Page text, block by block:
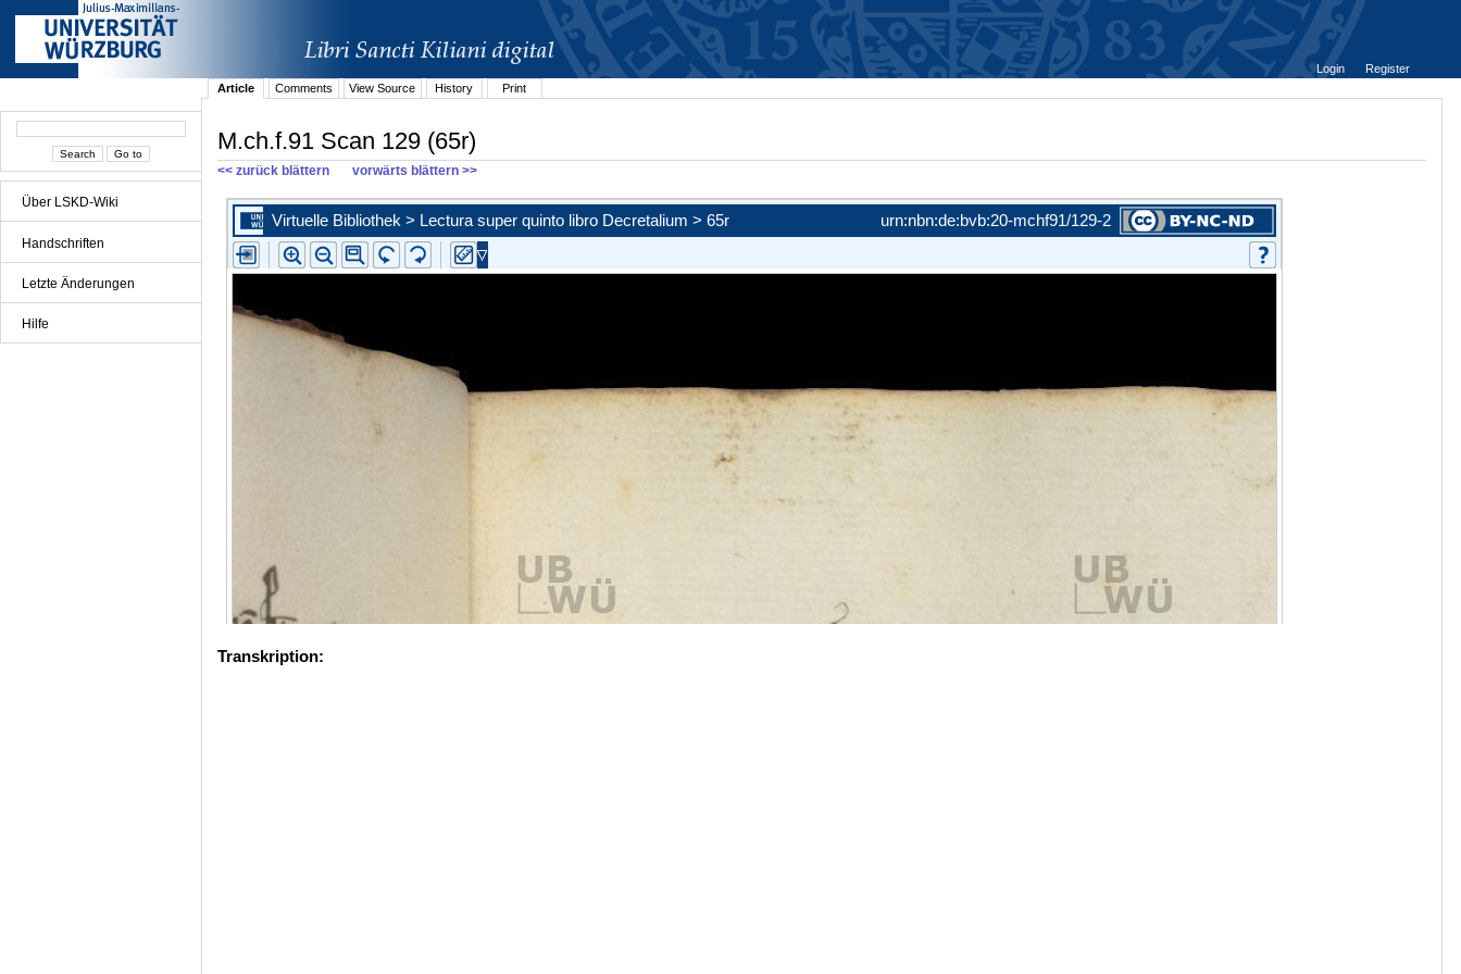
Über LSKD-Wiki
Handschriften
Letzte Änderungen
Hilfe
Login
Register
Article
Comments View Source History Print
M.ch.f.91 Scan 129 (65r)
<< zurück blättern vorwärts blättern >>
Transkription: